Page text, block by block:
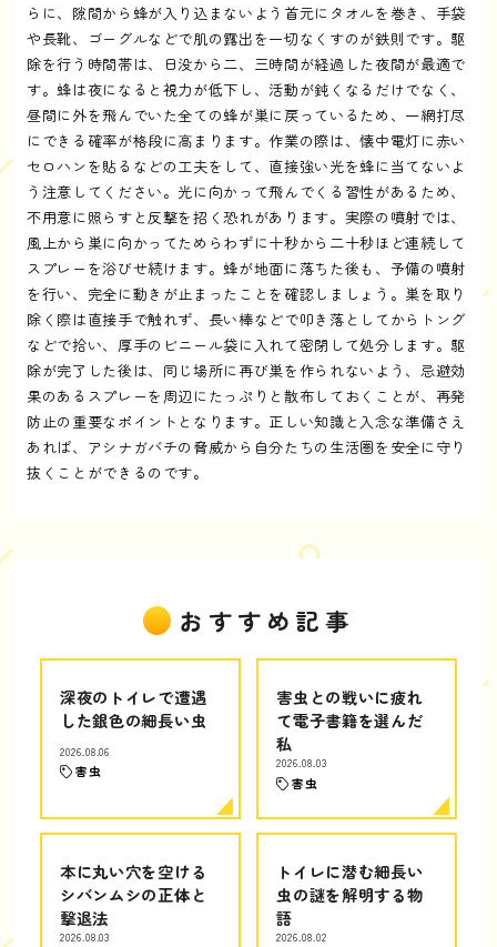
らに、隙間から蜂が入り込まないよう首元にタオルを巻き、手袋
や長靴、ゴーグルなどで肌の露出を一切なくすのが鉄則です。駆
除を行う時間帯は、日没から二、三時間が経過した夜間が最適で
す。蜂は夜になると視力が低下し、活動が鈍くなるだけでなく、
昼間に外を飛んでいた全ての蜂が巣に戻っているため、一網打尽
にできる確率が格段に高まります。作業の際は、懐中電灯に赤い
セロハンを貼るなどの工夫をして、直接強い光を蜂に当てないよ
う注意してください。光に向かって飛んでくる習性があるため、
不用意に照らすと反撃を招く恐れがあります。実際の噴射では、
風上から巣に向かってためらわずに十秒から二十秒ほど連続して
スプレーを浴びせ続けます。蜂が地面に落ちた後も、予備の噴射
を行い、完全に動きが止まったことを確認しましょう。巣を取り
除く際は直接手で触れず、長い棒などで叩き落としてからトング
などで拾い、厚手のビニール袋に入れて密閉して処分します。駆
除が完了した後は、同じ場所に再び巣を作られないよう、忌避効
果のあるスプレーを周辺にたっぷりと散布しておくことが、再発
防止の重要なポイントとなります。正しい知識と入念な準備さえ
あれば、アシナガバチの脅威から自分たちの生活圏を安全に守り
抜くことができるのです。
おすすめ記事
深夜のトイレで遭遇
した銀色の細長い虫
2026.08.06
害虫
害虫との戦いに疲れ
て電子書籍を選んだ
私
2026.08.03
害虫
本に丸い穴を空ける
シバンムシの正体と
撃退法
2026.08.03
トイレに潜む細長い
虫の謎を解明する物
語
2026.08.02